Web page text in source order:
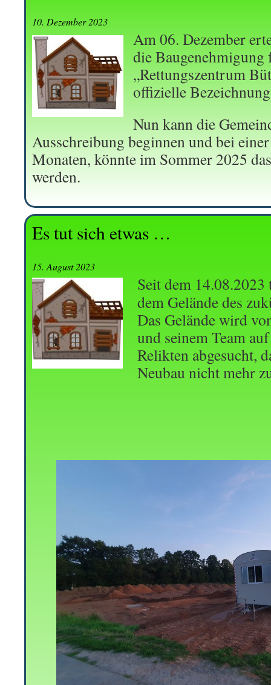
10. Dezember 2023
Am 06. Dezember
die Baugenehmigung
„Rettungszentrum
offizielle
Nun kann die
Ausschreibung beginnen und bei
Monaten, könnte im Sommer 2025
werden.
Es tut sich etwas …
15. August 2023
Seit dem 14.08.2023
dem Gelände des
Das Gelände wird
und seinem Team
Relikten abgesucht,
Neubau nicht mehr